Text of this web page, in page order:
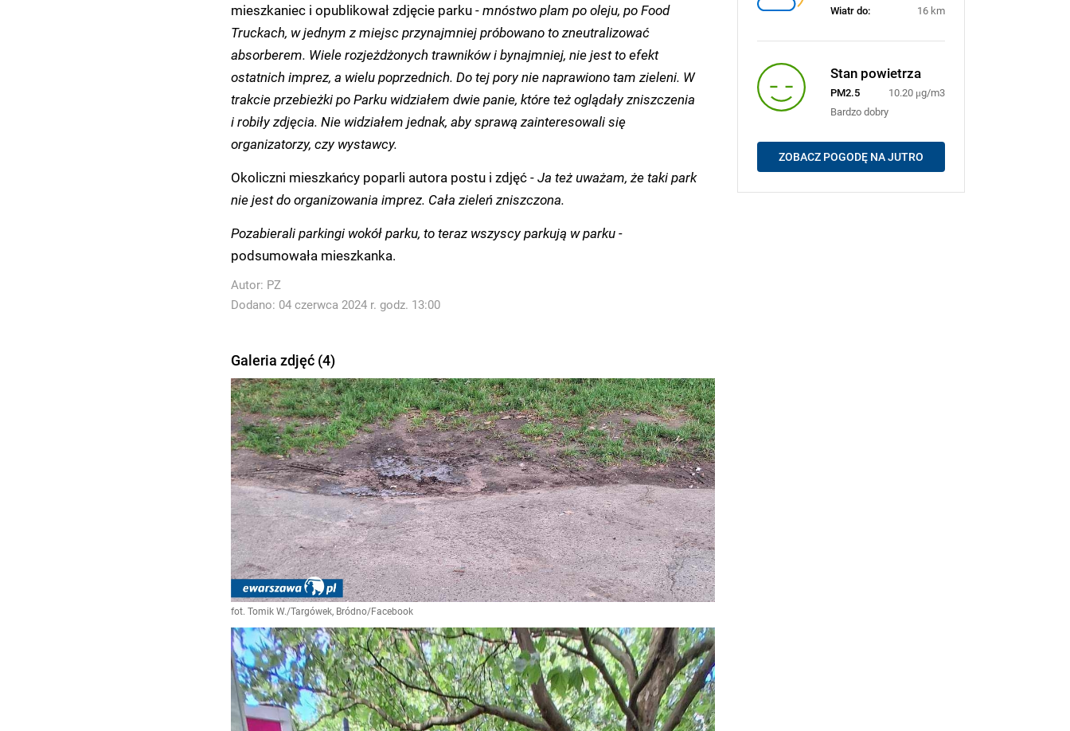
mieszkaniec i opublikował zdjęcie parku -mnóstwo plam po oleju, po Food
Truckach, w jednym z miejsc przynajmniej próbowano to zneutralizować
absorberem. Wiele rozjeżdżonych trawników i bynajmniej, nie jest to efekt
ostatnich imprez, a wielu poprzednich. Do tej pory nie naprawiono tam zieleni. W
trakcie przebieżki po Parku widziałem dwie panie, które też oglądały zniszczenia
i robiły zdjęcia. Nie widziałem jednak, aby sprawą zainteresowali się
organizatorzy, czy wystawcy.
Okoliczni mieszkańcy poparli autora postu i zdjęć -Ja też uważam, że taki park
nie jest do organizowania imprez. Cała zieleń zniszczona.
Pozabierali parkingi wokół parku, to teraz wszyscy parkują w parku -
podsumowała mieszkanka.
Autor: PZ
Dodano: 04 czerwca 2024 r. godz. 13:00
Galeria zdjęć (4)
fot. Tomik W./Targówek, Bródno/Facebook
Wiatr do:
16 km
Stan powietrza
PM2.5
10.20 μg/m3
Bardzo dobry
ZOBACZ POGODĘ NA JUTRO